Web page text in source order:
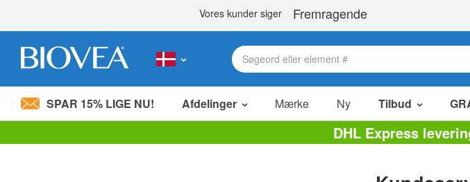
Bemærk:
SPAR 15% LIGE NU! Afdelinger Mærke Ny Tilbud
DHL Express